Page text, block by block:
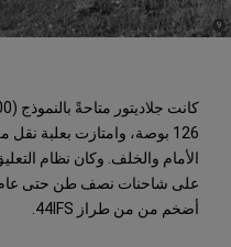
الأمام والخلف. وكان نظام
أضخم من من طراز 44IFS.
(
Disclosure
9
)